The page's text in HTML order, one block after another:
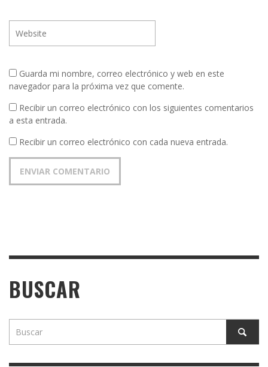
Guarda mi nombre, correo electrónico y web en este
navegador para la próxima vez que comente.
Recibir un correo electrónico con los siguientes comentarios
a esta entrada.
Recibir un correo electrónico con cada nueva entrada.
BUSCAR